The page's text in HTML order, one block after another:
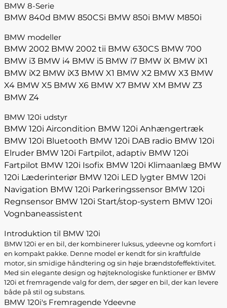
BMW 8-Serie
BMW 840d BMW 850CSi BMW 850i BMW M850i
BMW modeller
BMW 2002 BMW 2002 tii BMW 630CS BMW 700
BMW i3 BMW i4 BMW i5 BMW i7 BMW iX BMW iX1
BMW iX2 BMW iX3 BMW X1 BMW X2 BMW X3 BMW
X4 BMW X5 BMW X6 BMW X7 BMW XM BMW Z3
BMW Z4
BMW 120i udstyr
BMW 120i Aircondition BMW 120i Anhængertræk
BMW 120i Bluetooth BMW 120i DAB radio BMW 120i
Elruder BMW 120i Fartpilot, adaptiv BMW 120i
Fartpilot BMW 120i Isofix BMW 120i Klimaanlæg BMW
120i Læderinteriør BMW 120i LED lygter BMW 120i
Navigation BMW 120i Parkeringssensor BMW 120i
Regnsensor BMW 120i Start/stop-system BMW 120i
Vognbaneassistent
Introduktion til BMW 120i
BMW 120i er en bil, der kombinerer luksus, ydeevne og komfort i
en kompakt pakke. Denne model er kendt for sin kraftfulde
motor, sin smidige håndtering og sin høje brændstofeffektivitet.
Med sin elegante design og højteknologiske funktioner er BMW
120i et fremragende valg for dem, der søger en bil, der kan levere
både på stil og substans.
BMW 120i's Fremragende Ydeevne